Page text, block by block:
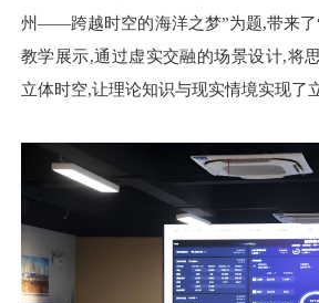
州——跨越时空的海洋之梦”为题,带来了
教学展示,通过虚实交融的场景设计,将
立体时空,让理论知识与现实情境实现了